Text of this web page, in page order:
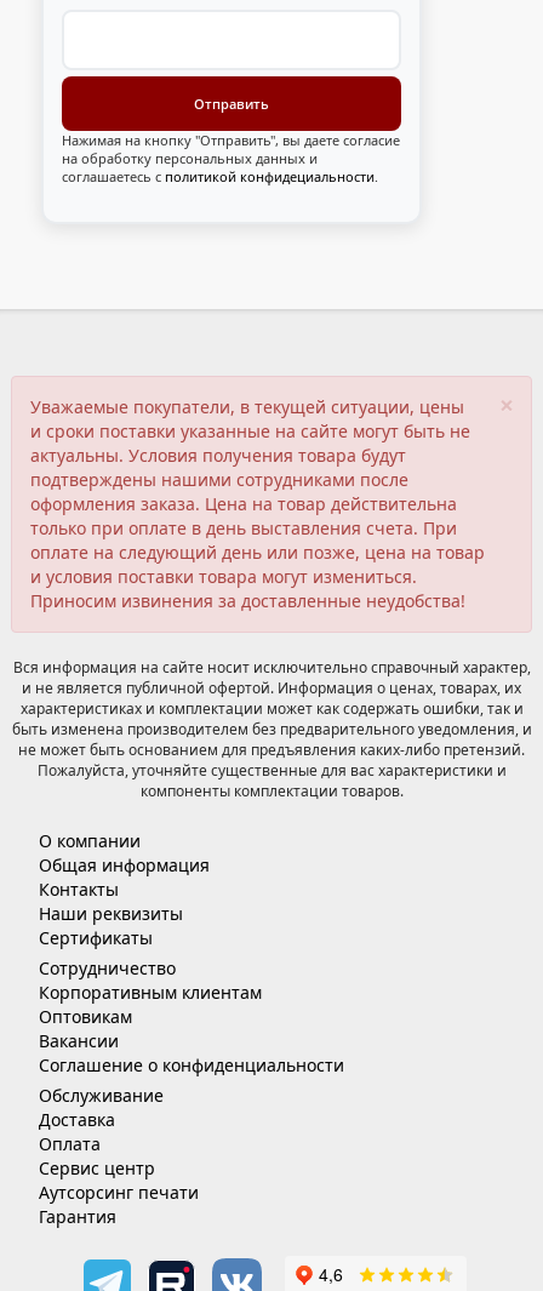
Нажимая на кнопку "Отправить", вы даете согласие
на обработку персональных данных и
соглашаетесь с политикой конфидециальности.
×
Уважаемые покупатели, в текущей ситуации, цены
и сроки поставки указанные на сайте могут быть не
актуальны. Условия получения товара будут
подтверждены нашими сотрудниками после
оформления заказа. Цена на товар действительна
только при оплате в день выставления счета. При
оплате на следующий день или позже, цена на товар
и условия поставки товара могут измениться.
Приносим извинения за доставленные неудобства!
Вся информация на сайте носит исключительно справочный характер,
и не является публичной офертой. Информация о ценах, товарах, их
характеристиках и комплектации может как содержать ошибки, так и
быть изменена производителем без предварительного уведомления, и
не может быть основанием для предъявления каких-либо претензий.
Пожалуйста, уточняйте существенные для вас характеристики и
компоненты комплектации товаров.
О компании
Общая информация
Контакты
Наши реквизиты
Сертификаты
Сотрудничество
Корпоративным клиентам
Оптовикам
Вакансии
Соглашение о конфиденциальности
Обслуживание
Доставка
Оплата
Сервис центр
Аутсорсинг печати
Гарантия